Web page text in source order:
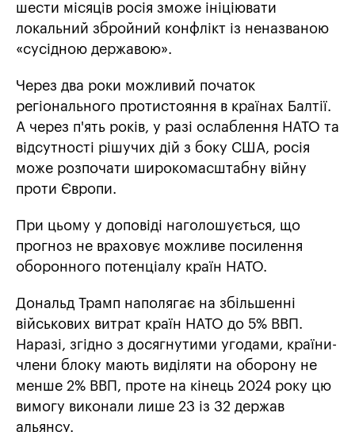
шести місяців росія зможе ініціювати
локальний збройний конфлікт із неназваною
«сусідною державою».
Через два роки можливий початок
регіонального протистояння в країнах Балтії.
А через п'ять років, у разі ослаблення НАТО та
відсутності рішучих дій з боку США, росія
може розпочати широкомасштабну війну
проти Європи.
При цьому у доповіді наголошується, що
прогноз не враховує можливе посилення
оборонного потенціалу країн НАТО.
Дональд Трамп наполягає на збільшенні
військових витрат країн НАТО до 5% ВВП.
Наразі, згідно з досягнутими угодами, країни-
члени блоку мають виділяти на оборону не
менше 2% ВВП, проте на кінець 2024 року цю
вимогу виконали лише 23 із 32 держав
альянсу.